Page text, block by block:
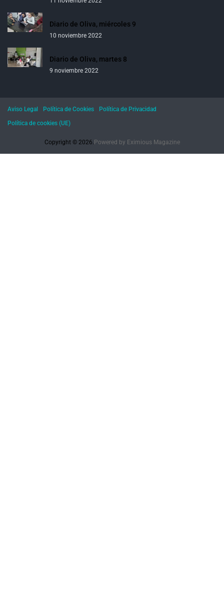
Diario de Oliva, miércoles 9
10 noviembre 2022
Diario de Oliva, martes 8
9 noviembre 2022
Copyright © 2026. Powered by Eximious Magazine
Aviso Legal Política de Cookies
Política de Privacidad
Política de cookies (UE)